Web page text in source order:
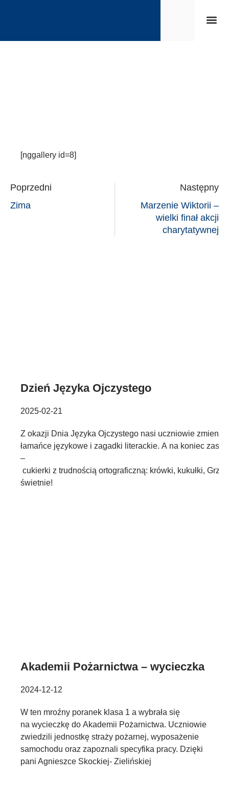
[nggallery id=8]
Poprzedni
Zima
Następny
Marzenie Wiktorii –
wielki finał akcji
charytatywnej
Dzień Języka Ojczystego
2025-02-21
Z okazji Dnia Języka Ojczystego nasi uczniowie zmienili
łamańce językowe i zagadki literackie. A na koniec
–
cukierki z trudnością ortograficzną: krówki, kukułki,
świetnie!
Akademii Pożarnictwa – wycieczka
2024-12-12
W ten mroźny poranek klasa 1 a wybrała się
na wycieczkę do Akademii Pożarnictwa. Uczniowie
zwiedzili jednostkę straży pożarnej, wyposażenie
samochodu oraz zapoznali specyfika pracy. Dzięki
pani Agnieszce Skockiej- Zielińskiej